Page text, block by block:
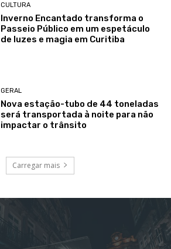
CULTURA
Inverno Encantado transforma o
Passeio Público em um espetáculo
de luzes e magia em Curitiba
GERAL
Nova estação-tubo de 44 toneladas
será transportada à noite para não
impactar o trânsito
Carregar mais